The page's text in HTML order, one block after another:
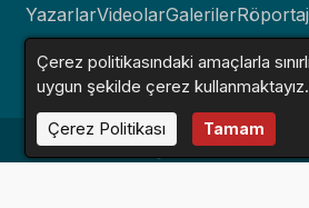
YazarlarVideolarGaleriler
İlanlarResmi İlanlar
Haber Sitesi © 2016 - 2024.
Çerez politikasındaki amaçlarla
uygun şekilde çerez kullanmaktayız.
Çerez Politikası
Tamam